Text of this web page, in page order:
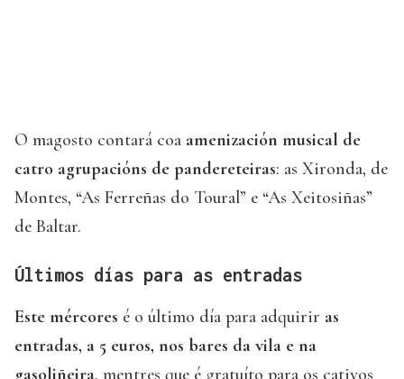
O magosto contará coa amenización musical de
catro agrupacións de pandereteiras: as Xironda, de
Montes, “As Ferreñas do Toural” e “As Xeitosiñas”
de Baltar.
Últimos días para as entradas
Este mércores é o último día para adquirir as
entradas, a 5 euros, nos bares da vila e na